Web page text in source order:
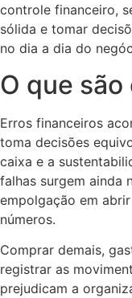
controle financeiro,
sólida e tomar
no dia a dia do
O que
Erros financeiros
toma decisões
caixa e a
falhas surgem ainda
empolgação em
números.
Comprar demais,
registrar as
prejudicam a